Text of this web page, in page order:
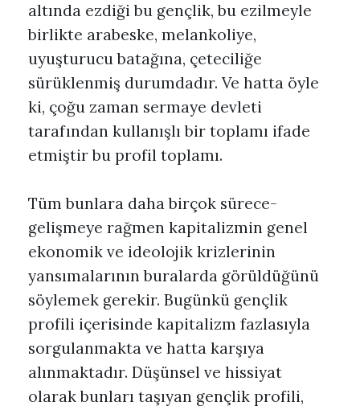
altında ezdiği bu gençlik, bu ezilmeyle
birlikte arabeske, melankoliye,
uyuşturucu batağına, çeteciliğe
sürüklenmiş durumdadır. Ve hatta öyle
ki, çoğu zaman sermaye devleti
tarafından kullanışlı bir toplamı ifade
etmiştir bu profil toplamı.
Tüm bunlara daha birçok sürece-
gelişmeye rağmen kapitalizmin genel
ekonomik ve ideolojik krizlerinin
yansımalarının buralarda görüldüğünü
söylemek gerekir. Bugünkü gençlik
profili içerisinde kapitalizm fazlasıyla
sorgulanmakta ve hatta karşıya
alınmaktadır. Düşünsel ve hissiyat
olarak bunları taşıyan gençlik profili,